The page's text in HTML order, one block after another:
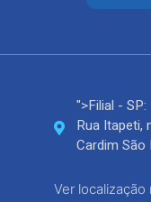
">Filial - SP:
Rua Itapeti,
Cardim São
Ver localização